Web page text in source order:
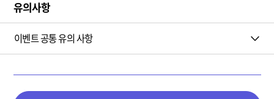
유의사항
이벤트 공통 유의 사항